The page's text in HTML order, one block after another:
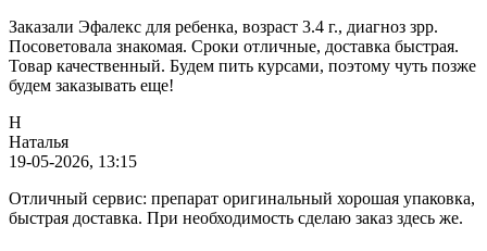
Заказали Эфалекс для ребенка, возраст 3.4 г., диагноз зрр.
Посоветовала знакомая. Сроки отличные, доставка быстрая.
Товар качественный. Будем пить курсами, поэтому чуть позже
будем заказывать еще!
Н
Наталья
19-05-2026, 13:15
Отличный сервис: препарат оригинальный хорошая упаковка,
быстрая доставка. При необходимость сделаю заказ здесь же.